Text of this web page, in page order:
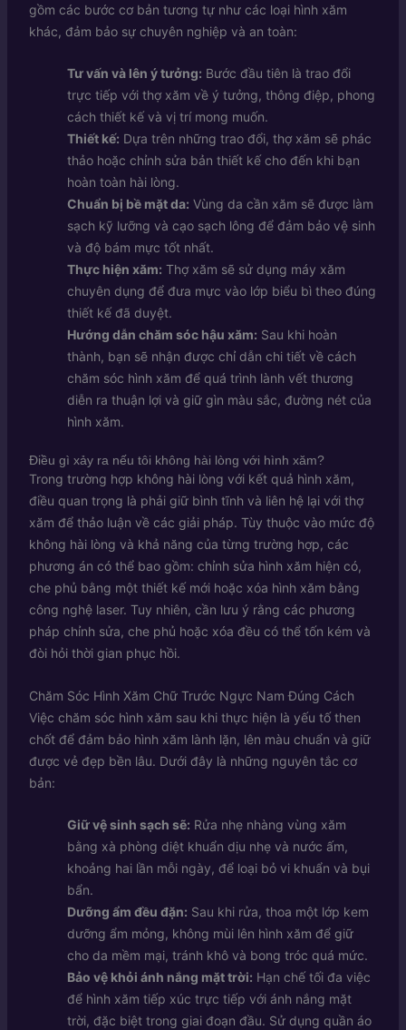
gồm các bước cơ bản tương tự như các loại hình xăm
khác, đảm bảo sự chuyên nghiệp và an toàn:
Tư vấn và lên ý tưởng: Bước đầu tiên là trao đổi
trực tiếp với thợ xăm về ý tưởng, thông điệp, phong
cách thiết kế và vị trí mong muốn.
Thiết kế: Dựa trên những trao đổi, thợ xăm sẽ phác
thảo hoặc chỉnh sửa bản thiết kế cho đến khi bạn
hoàn toàn hài lòng.
Chuẩn bị bề mặt da: Vùng da cần xăm sẽ được làm
sạch kỹ lưỡng và cạo sạch lông để đảm bảo vệ sinh
và độ bám mực tốt nhất.
Thực hiện xăm: Thợ xăm sẽ sử dụng máy xăm
chuyên dụng để đưa mực vào lớp biểu bì theo đúng
thiết kế đã duyệt.
Hướng dẫn chăm sóc hậu xăm: Sau khi hoàn
thành, bạn sẽ nhận được chỉ dẫn chi tiết về cách
chăm sóc hình xăm để quá trình lành vết thương
diễn ra thuận lợi và giữ gìn màu sắc, đường nét của
hình xăm.
Điều gì xảy ra nếu tôi không hài lòng với hình xăm?
Trong trường hợp không hài lòng với kết quả hình xăm,
điều quan trọng là phải giữ bình tĩnh và liên hệ lại với thợ
xăm để thảo luận về các giải pháp. Tùy thuộc vào mức độ
không hài lòng và khả năng của từng trường hợp, các
phương án có thể bao gồm: chỉnh sửa hình xăm hiện có,
che phủ bằng một thiết kế mới hoặc xóa hình xăm bằng
công nghệ laser. Tuy nhiên, cần lưu ý rằng các phương
pháp chỉnh sửa, che phủ hoặc xóa đều có thể tốn kém và
đòi hỏi thời gian phục hồi.
Chăm Sóc Hình Xăm Chữ Trước Ngực Nam Đúng Cách
Việc chăm sóc hình xăm sau khi thực hiện là yếu tố then
chốt để đảm bảo hình xăm lành lặn, lên màu chuẩn và giữ
được vẻ đẹp bền lâu. Dưới đây là những nguyên tắc cơ
bản:
Giữ vệ sinh sạch sẽ: Rửa nhẹ nhàng vùng xăm
bằng xà phòng diệt khuẩn dịu nhẹ và nước ấm,
khoảng hai lần mỗi ngày, để loại bỏ vi khuẩn và bụi
bẩn.
Dưỡng ẩm đều đặn: Sau khi rửa, thoa một lớp kem
dưỡng ẩm mỏng, không mùi lên hình xăm để giữ
cho da mềm mại, tránh khô và bong tróc quá mức.
Bảo vệ khỏi ánh nắng mặt trời: Hạn chế tối đa việc
để hình xăm tiếp xúc trực tiếp với ánh nắng mặt
trời, đặc biệt trong giai đoạn đầu. Sử dụng quần áo